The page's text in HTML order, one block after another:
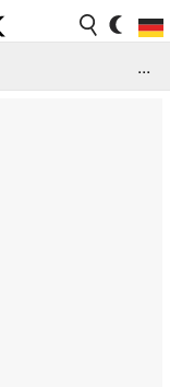
...